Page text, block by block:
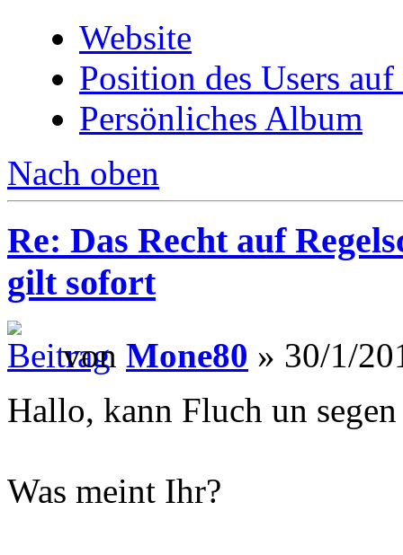
Website
Position des Users
Persönliches Album
Nach oben
Re: Das Recht auf
gilt sofort
von Mone80 » 30/1/
Hallo, kann Fluch un
Was meint Ihr?